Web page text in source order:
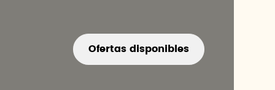
Ofertas disponibles